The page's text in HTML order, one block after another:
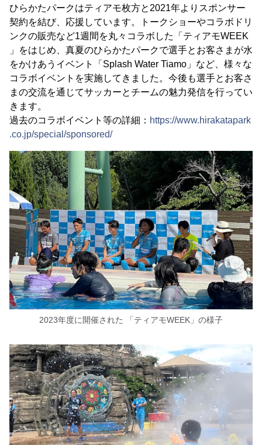
ひらかたパークはティアモ枚方と2021年よりスポンサー
契約を結び、応援しています。トークショーやコラボドリ
ンクの販売など1週間を丸々コラボした「ティアモWEEK
」をはじめ、真夏のひらかたパークで選手とお客さまが水
をかけあうイベント「Splash Water Tiamo」など、様々な
コラボイベントを実施してきました。今後も選手とお客さ
まの交流を通じてサッカーとチームの魅力発信を行ってい
きます。
過去のコラボイベント等の詳細： https://www.hirakatapark
.co.jp/special/sponsored/
2023年度に開催された 「ティアモWEEK」の様子